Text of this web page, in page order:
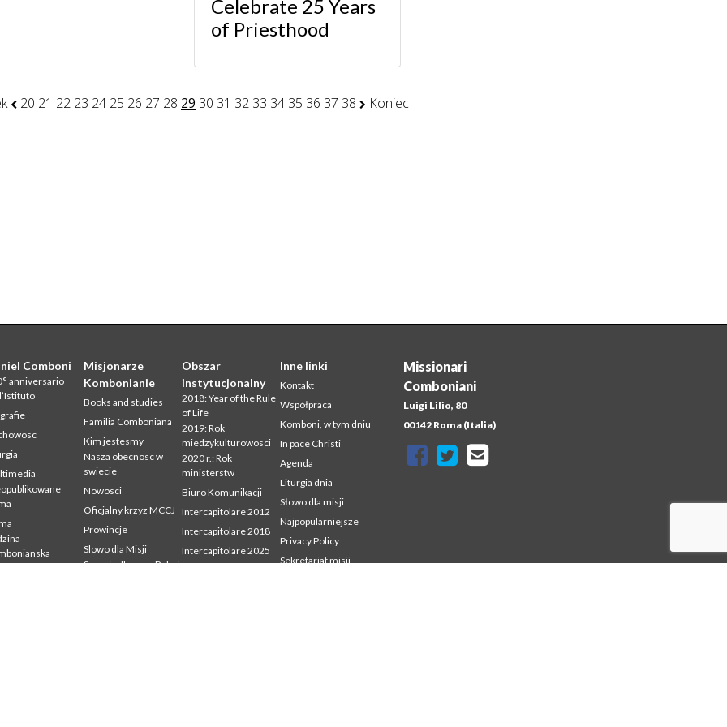
Celebrate 25 Years
of Priesthood
20 21 22 23 24 25 26 27 28 29 30 31 32 33 34 35 36 37 38 Koniec
Missionari
Comboniani
Luigi Lilio, 80
00142 Roma (Italia)
Comboni
anniversario
Misjonarze
Kombonianie
Books and studies
Familia Comboniana
Kim jestesmy
Nasza obecnosc w
swiecie
Nowosci
Oficjalny krzyz MCCJ
Prowincje
Slowo dla Misji
Sprawiedliwosc, Pokoj
Obszar
instytucjonalny
2018: Year of the Rule
of Life
2019: Rok
miedzykulturowosci
2020 r.: Rok
ministerstw
Biuro Komunikacji
Intercapitolare 2012
Intercapitolare 2018
Intercapitolare 2025
Inne linki
Kontakt
Współpraca
Komboni, w tym dniu
In pace Christi
Agenda
Liturgia dnia
Słowo dla misji
Najpopularniejsze
Privacy Policy
Sekretariat misji